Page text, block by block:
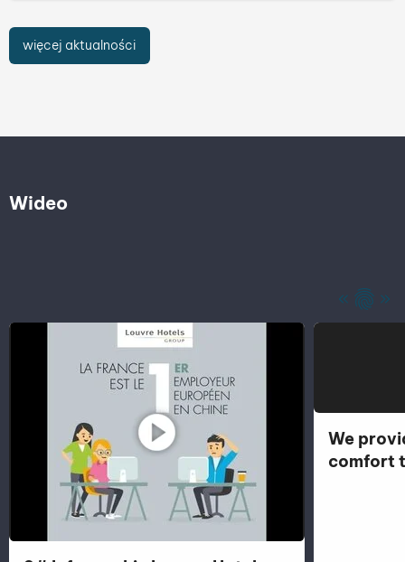
więcej aktualności
Wideo
We
comfort